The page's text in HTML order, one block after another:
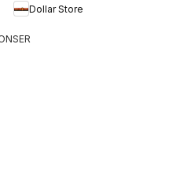
Dollar Store